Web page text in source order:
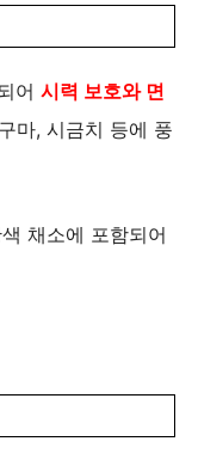
어 시력 보호와 면
마, 시금치 등에 풍
채소에 포함되어